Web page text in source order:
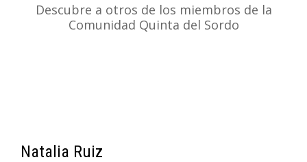
Descubre a otros de los miembros de la
Comunidad Quinta del Sordo
Natalia Ruiz